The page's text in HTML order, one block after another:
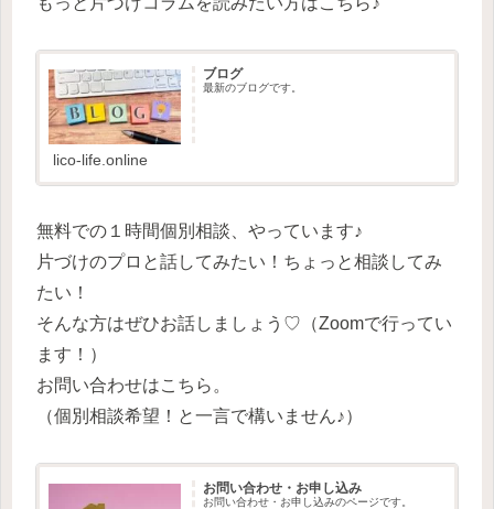
ブログ
最新のブログです。
lico-life.online
無料での１時間個別相談、やっています♪
片づけのプロと話してみたい！ちょっと相談してみ
たい！
そんな方はぜひお話しましょう♡（Zoomで行ってい
ます！）
お問い合わせはこちら。
（個別相談希望！と一言で構いません♪）
お問い合わせ・お申し込み
お問い合わせ・お申し込みのページです。